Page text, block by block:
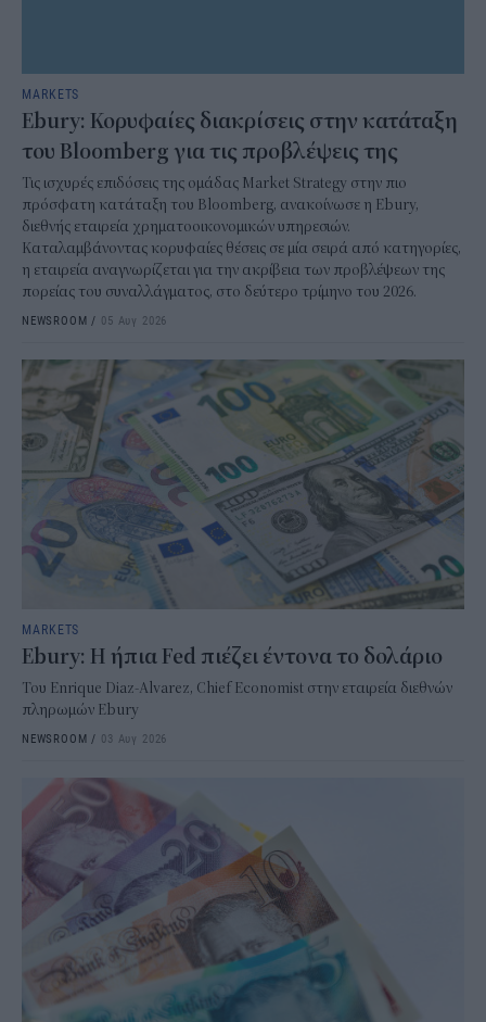
MARKETS
Ebury: Κορυφαίες διακρίσεις στην κατάταξη
του Bloomberg για τις προβλέψεις της
Τις ισχυρές επιδόσεις της ομάδας Market Strategy στην πιο
πρόσφατη κατάταξη του Bloomberg, ανακοίνωσε η Ebury,
διεθνής εταιρεία χρηματοοικονομικών υπηρεσιών.
Καταλαμβάνοντας κορυφαίες θέσεις σε μία σειρά από κατηγορίες,
η εταιρεία αναγνωρίζεται για την ακρίβεια των προβλέψεων της
πορείας του συναλλάγματος, στο δεύτερο τρίμηνο του 2026.
NEWSROOM / 05 Αυγ 2026
MARKETS
Ebury: Η ήπια Fed πιέζει έντονα το δολάριο
Του Enrique Diaz-Alvarez, Chief Economist στην εταιρεία διεθνών
πληρωμών Ebury
NEWSROOM / 03 Αυγ 2026